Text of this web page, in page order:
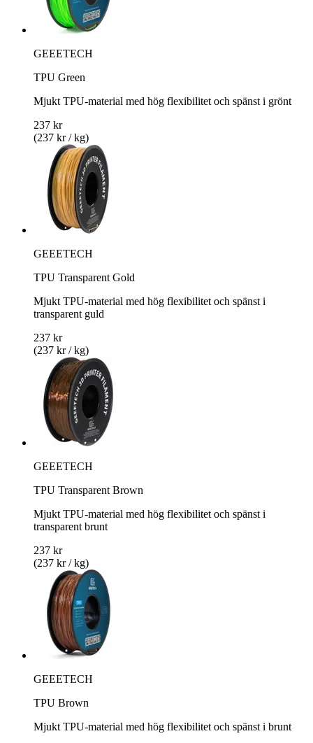
GEEETECH
TPU Green
Mjukt TPU-material med hög flexibilitet och spänst i grönt
237 kr
(237 kr / kg)
GEEETECH
TPU Transparent Gold
Mjukt TPU-material med hög flexibilitet och spänst i
transparent guld
237 kr
(237 kr / kg)
GEEETECH
TPU Transparent Brown
Mjukt TPU-material med hög flexibilitet och spänst i
transparent brunt
237 kr
(237 kr / kg)
GEEETECH
TPU Brown
Mjukt TPU-material med hög flexibilitet och spänst i brunt